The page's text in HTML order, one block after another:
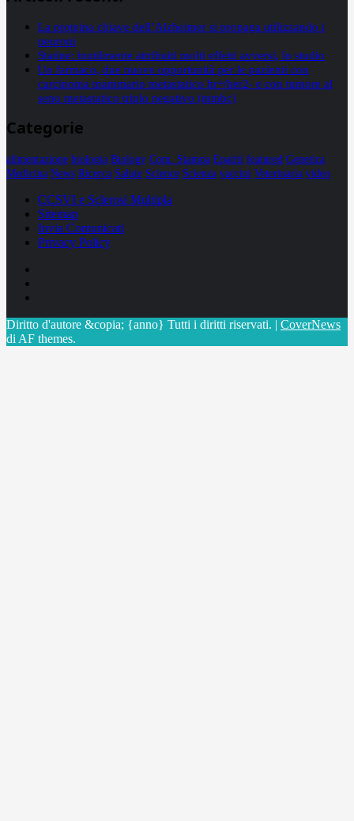
La proteina chiave dell’Alzheimer si propaga utilizzando i
neuroni
Statine: inutilmente attribuiti molti effetti avversi, lo studio
Un farmaco, due nuove opportunità per le pazienti con
carcinoma mammario metastatico hr+/her2- e con tumore al
seno metastatico triplo negativo (mtnbc)
Categorie
alimentazione biologia Biology Com. Stampa Epatiti featured Genetica
Medicina News Ricerca Salute Science Scienza vaccini Veterinaria video
CCSVI e Sclerosi Multipla
Sitemap
Invia Comunicati
Privacy Policy
Diritto d'autore &copia; {anno} Tutti i diritti riservati. | CoverNews
di AF themes.